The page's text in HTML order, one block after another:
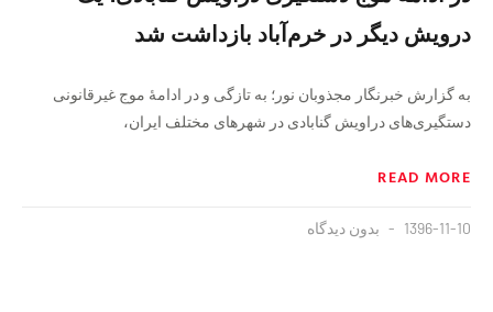
درویش دیگر در ‌خرم‌آباد بازداشت شد
به گزارش خبرنگار مجذوبان نور؛ به تازگی و در ادامهٔ موج غيرقانونی
دستگيری‌های دراویش گنابادی در شهرهای مختلف ایران،
READ MORE
1396-11-10 بدون دیدگاه